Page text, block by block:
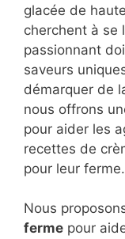
glacée de
cherchent à se
passionnant
saveurs
démarquer de
nous offrons
pour aider les
recettes de
pour leur ferme.
Nous
ferme pour